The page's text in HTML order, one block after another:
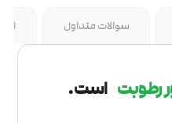
سوالات متداول
رطوبت است.